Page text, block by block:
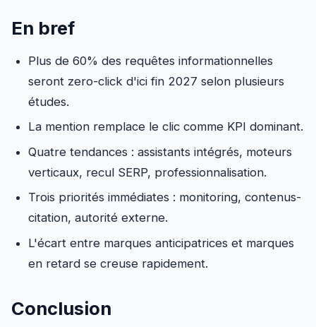
En bref
Plus de 60% des requêtes informationnelles
seront zero-click d'ici fin 2027 selon plusieurs
études.
La mention remplace le clic comme KPI dominant.
Quatre tendances : assistants intégrés, moteurs
verticaux, recul SERP, professionnalisation.
Trois priorités immédiates : monitoring, contenus-
citation, autorité externe.
L'écart entre marques anticipatrices et marques
en retard se creuse rapidement.
Conclusion